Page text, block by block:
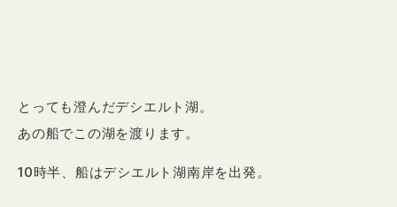
とっても澄んだデシエルト湖。
あの船でこの湖を渡ります。
10時半、船はデシエルト湖南岸を出発。